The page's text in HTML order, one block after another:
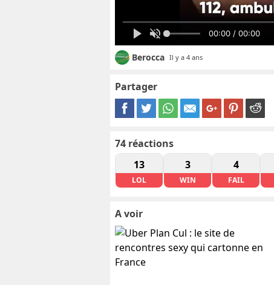
00:00 / 00:00
Berocca Il y a 4 ans
Partager
74 réactions
13
LOL
3
WIN
4
FAIL
A voir